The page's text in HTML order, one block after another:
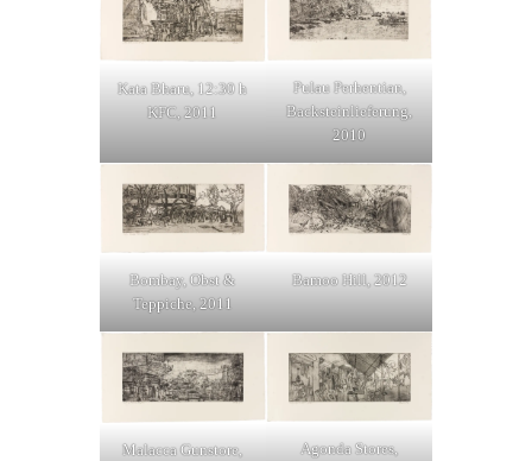
Kata Bharu, 12:30 h
KFC, 2011
Pulau Perhentian,
Backsteinlieferung,
2010
Bombay, Obst &
Teppiche, 2011
Bamoo Hill, 2012
Malacca Gunstore,
Agonda Stores,